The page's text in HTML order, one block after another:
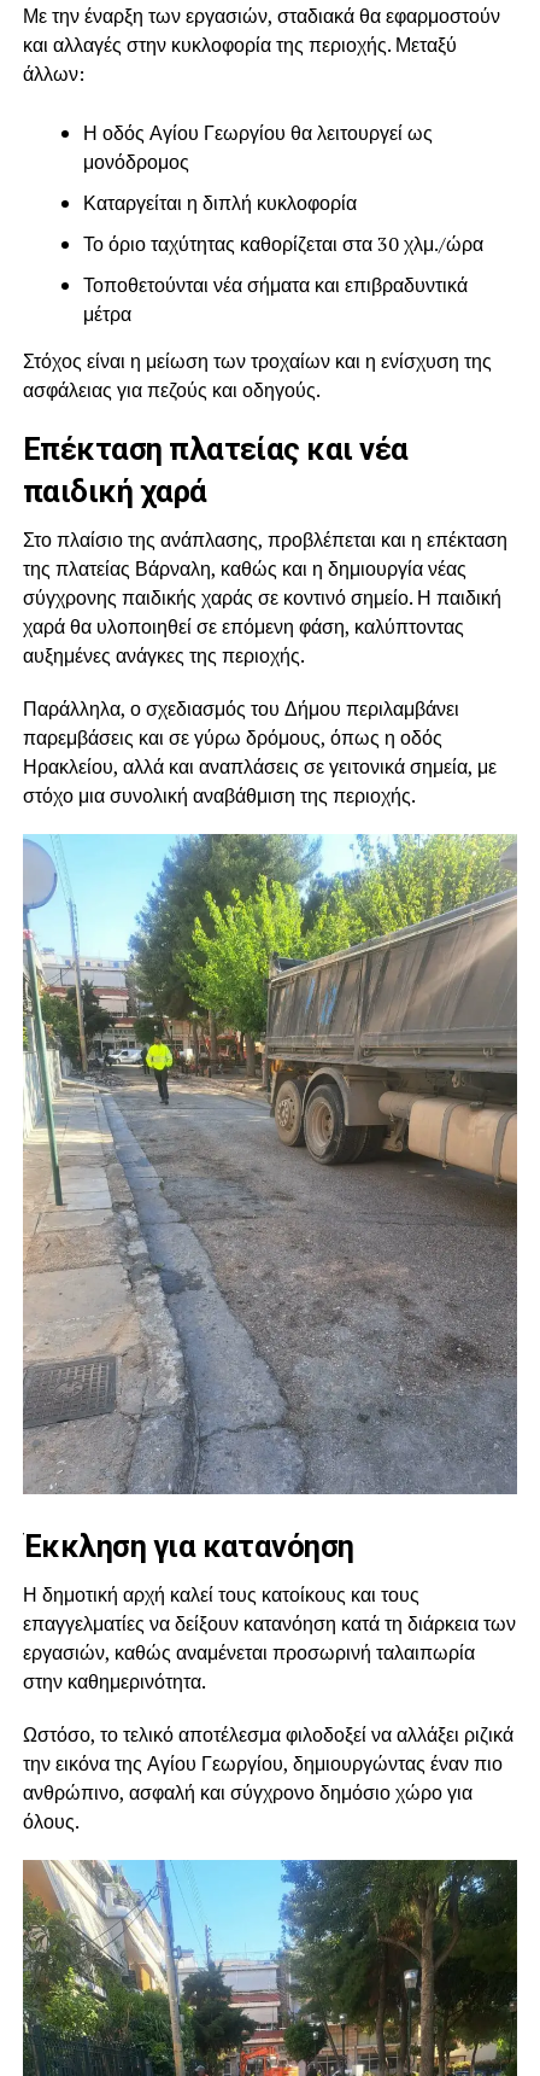
Με την έναρξη των εργασιών, σταδιακά θα εφαρμοστούν
και αλλαγές στην κυκλοφορία της περιοχής. Μεταξύ
άλλων:
Η οδός Αγίου Γεωργίου θα λειτουργεί ως
μονόδρομος
Καταργείται η διπλή κυκλοφορία
Το όριο ταχύτητας καθορίζεται στα 30 χλμ./ώρα
Τοποθετούνται νέα σήματα και επιβραδυντικά
μέτρα
Στόχος είναι η μείωση των τροχαίων και η ενίσχυση της
ασφάλειας για πεζούς και οδηγούς.
Επέκταση πλατείας και νέα
παιδική χαρά
Στο πλαίσιο της ανάπλασης, προβλέπεται και η επέκταση
της πλατείας Βάρναλη, καθώς και η δημιουργία νέας
σύγχρονης παιδικής χαράς σε κοντινό σημείο. Η παιδική
χαρά θα υλοποιηθεί σε επόμενη φάση, καλύπτοντας
αυξημένες ανάγκες της περιοχής.
Παράλληλα, ο σχεδιασμός του Δήμου περιλαμβάνει
παρεμβάσεις και σε γύρω δρόμους, όπως η οδός
Ηρακλείου, αλλά και αναπλάσεις σε γειτονικά σημεία, με
στόχο μια συνολική αναβάθμιση της περιοχής.
Έκκληση για κατανόηση
Η δημοτική αρχή καλεί τους κατοίκους και τους
επαγγελματίες να δείξουν κατανόηση κατά τη διάρκεια των
εργασιών, καθώς αναμένεται προσωρινή ταλαιπωρία
στην καθημερινότητα.
Ωστόσο, το τελικό αποτέλεσμα φιλοδοξεί να αλλάξει ριζικά
την εικόνα της Αγίου Γεωργίου, δημιουργώντας έναν πιο
ανθρώπινο, ασφαλή και σύγχρονο δημόσιο χώρο για
όλους.